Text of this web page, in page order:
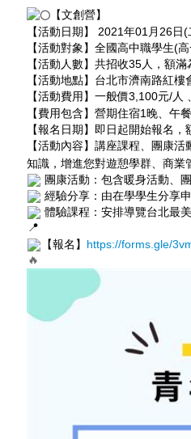
【文創營】
【活動日期】 2021年01月26
【活動對象】全國高中職學生(
【活動人數】共招收35人，額
【活動地點】台北市濟南路紅樓
【活動費用】一般價3,100元/
【費用包含】營期住宿1晚、午
【報名日期】即日起開始報名，
【活動內容】講座課程、團康
知識，增進您對遊憩學群、商業
團康活動：包含暖身活動、
經驗分享：由在學學生分享
體驗課程：安排導覽台北最
【報名】 https://forms.gle/